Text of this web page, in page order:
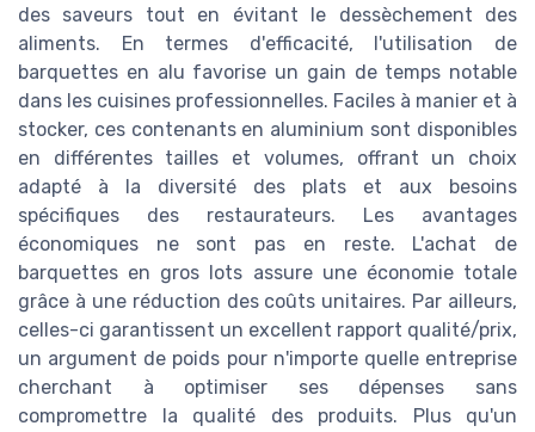
des saveurs tout en évitant le dessèchement des
aliments. En termes d'efficacité, l'utilisation de
barquettes en alu favorise un gain de temps notable
dans les cuisines professionnelles. Faciles à manier et à
stocker, ces contenants en aluminium sont disponibles
en différentes tailles et volumes, offrant un choix
adapté à la diversité des plats et aux besoins
spécifiques des restaurateurs. Les avantages
économiques ne sont pas en reste. L'achat de
barquettes en gros lots assure une économie totale
grâce à une réduction des coûts unitaires. Par ailleurs,
celles-ci garantissent un excellent rapport qualité/prix,
un argument de poids pour n'importe quelle entreprise
cherchant à optimiser ses dépenses sans
compromettre la qualité des produits. Plus qu'un